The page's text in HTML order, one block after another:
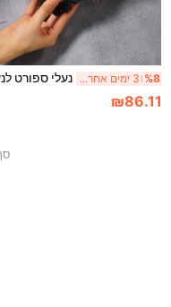
%8 3 ימים אחרונים
₪86.11
סך